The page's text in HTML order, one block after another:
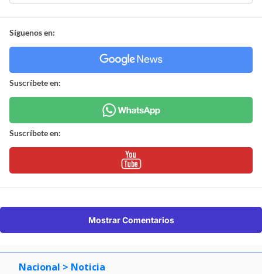
Síguenos en:
Suscríbete en:
Suscríbete en:
Mostrar Comentarios
Nacional > Noticia